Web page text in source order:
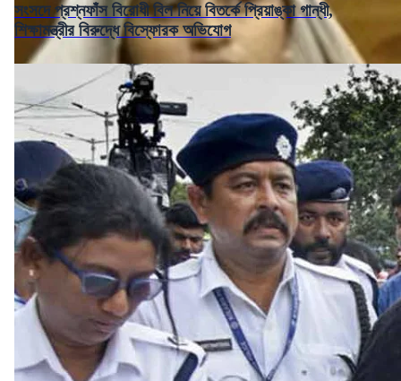
সংসদে প্রশ্নফাঁস বিরোধী বিল নিয়ে বিতর্কে প্রিয়াঙ্কা গান্ধী,
শিক্ষামন্ত্রীর বিরুদ্ধে বিস্ফোরক অভিযোগ